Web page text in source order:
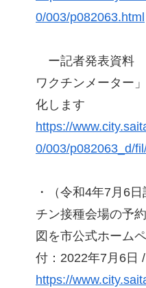
0/003/p082063.html
ー記者発表資料
ワクチンメーター
化します
https://
0/003/p082063_d/
・（令和4年7月6
チン接種会場の予
図を市公式ホーム
付：2022年7月6日
https://